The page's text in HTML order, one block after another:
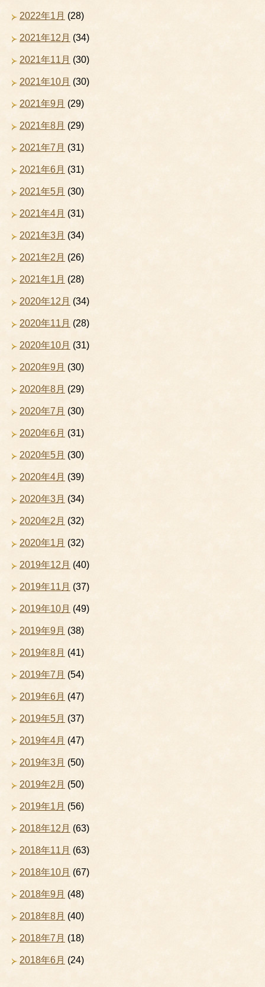
2022年1月 (28)
2021年12月 (34)
2021年11月 (30)
2021年10月 (30)
2021年9月 (29)
2021年8月 (29)
2021年7月 (31)
2021年6月 (31)
2021年5月 (30)
2021年4月 (31)
2021年3月 (34)
2021年2月 (26)
2021年1月 (28)
2020年12月 (34)
2020年11月 (28)
2020年10月 (31)
2020年9月 (30)
2020年8月 (29)
2020年7月 (30)
2020年6月 (31)
2020年5月 (30)
2020年4月 (39)
2020年3月 (34)
2020年2月 (32)
2020年1月 (32)
2019年12月 (40)
2019年11月 (37)
2019年10月 (49)
2019年9月 (38)
2019年8月 (41)
2019年7月 (54)
2019年6月 (47)
2019年5月 (37)
2019年4月 (47)
2019年3月 (50)
2019年2月 (50)
2019年1月 (56)
2018年12月 (63)
2018年11月 (63)
2018年10月 (67)
2018年9月 (48)
2018年8月 (40)
2018年7月 (18)
2018年6月 (24)